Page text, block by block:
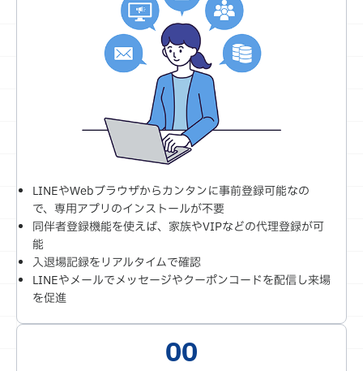
LINEやWebブラウザからカンタンに事前登録可能なの
で、専用アプリのインストールが不要
同伴者登録機能を使えば、家族やVIPなどの代理登録が可
能
入退場記録をリアルタイムで確認
LINEやメールでメッセージやクーポンコードを配信し来場
を促進